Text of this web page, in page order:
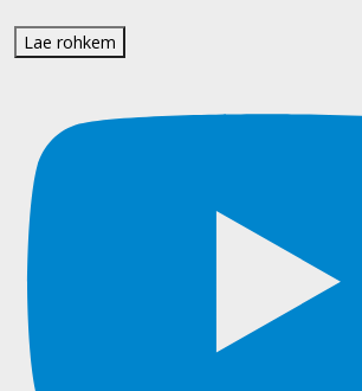
Lae rohkem